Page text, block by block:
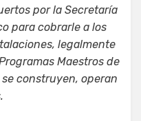
por la Secretaría
para cobrarle a los
legalmente
Maestros de
se construyen, operan